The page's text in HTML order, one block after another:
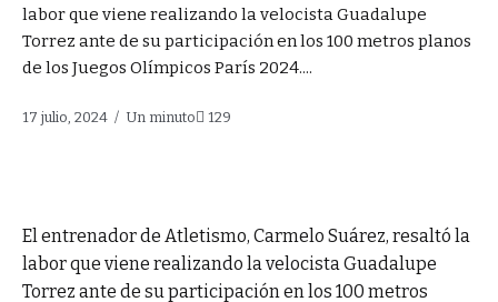
labor que viene realizando la velocista Guadalupe
Torrez ante de su participación en los 100 metros planos
de los Juegos Olímpicos París 2024....
17 julio, 2024 Un minuto 129
El entrenador de Atletismo, Carmelo Suárez, resaltó la
labor que viene realizando la velocista Guadalupe
Torrez ante de su participación en los 100 metros